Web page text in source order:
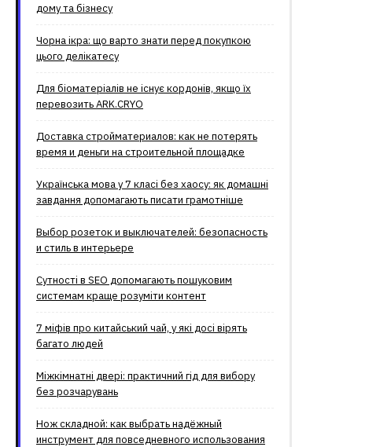
дому та бізнесу
Чорна ікра: що варто знати перед покупкою
цього делікатесу
Для біоматеріалів не існує кордонів, якщо їх
перевозить ARK.CRYO
Доставка стройматериалов: как не потерять
время и деньги на строительной площадке
Українська мова у 7 класі без хаосу: як домашні
завдання допомагають писати грамотніше
Выбор розеток и выключателей: безопасность
и стиль в интерьере
Сутності в SEO допомагають пошуковим
системам краще розуміти контент
7 міфів про китайський чай, у які досі вірять
багато людей
Міжкімнатні двері: практичний гід для вибору
без розчарувань
Нож складной: как выбрать надёжный
инструмент для повседневного использования